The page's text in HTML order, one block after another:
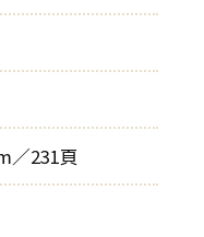
／231頁